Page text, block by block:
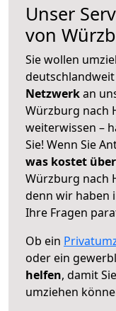
Unser
von
Sie wollen
Netzwerkan
Würzburg nach
weiterwissen –
Sie! Wenn Sie
was kostet
Würzburg nach
denn wir haben
Ihre Fragen
Ob ein
oder ein
helfen, damit
umziehen